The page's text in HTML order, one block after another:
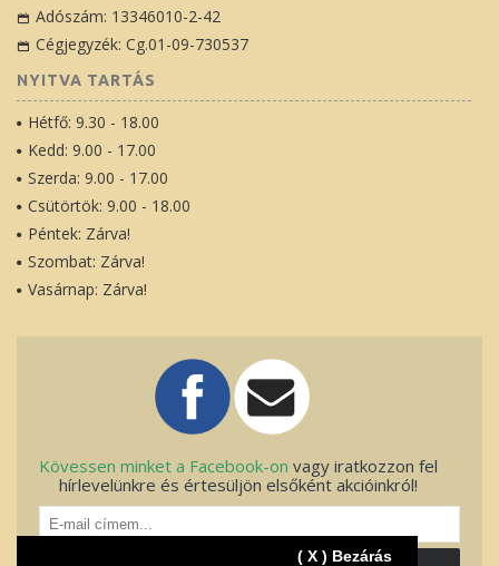
( X ) Bezárás
Adószám: 13346010-2-42
Cégjegyzék: Cg.01-09-730537
NYITVA TARTÁS
Hétfő: 9.30 - 18.00
Kedd: 9.00 - 17.00
Szerda: 9.00 - 17.00
Csütörtök: 9.00 - 18.00
Péntek: Zárva!
Szombat: Zárva!
Vasárnap: Zárva!
Kövessen minket a Facebook-on vagy iratkozzon fel
hírlevelünkre és értesüljön elsőként akcióinkról!